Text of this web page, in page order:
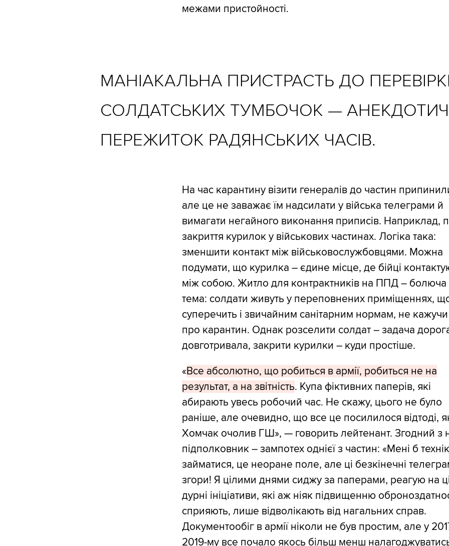
межами пристойності.
МАНІАКАЛЬНА ПРИСТРАСТЬ ДО
СОЛДАТСЬКИХ ТУМБОЧОК —
ПЕРЕЖИТОК РАДЯНСЬКИХ ЧАСІВ.
На час карантину візити генералів до частин
але це не заважає їм надсилати у війська телеграми й
вимагати негайного виконання приписів. Наприклад,
закриття курилок у військових частинах. Логіка така:
зменшити контакт між військовослужбовцями. Можна
подумати, що курилка – єдине місце, де бійці
між собою. Житло для контрактників на ППД – болюча
тема: солдати живуть у переповнених приміщеннях,
суперечить і звичайним санітарним нормам, не
про карантин. Однак розселити солдат – задача
довготривала, закрити курилки – куди простіше.
«Все абсолютно, що робиться в армії, робиться не на
результат, а на звітність. Купа фіктивних паперів, які
абирають увесь робочий час. Не скажу, цього не було
раніше, але очевидно, що все це посилилося відтоді,
Хомчак очолив ГШ», — говорить лейтенант. Згодний з
підполковник – зампотех однієї з частин: «Мені б
займатися, це неоране поле, але ці безкінечні
згори! Я цілими днями сиджу за паперами, реагую на
дурні ініціативи, які аж ніяк підвищенню
сприяють, лише відволікають від нагальних справ.
Документообіг в армії ніколи не був простим, але у
2019-му все почало якось більш менш